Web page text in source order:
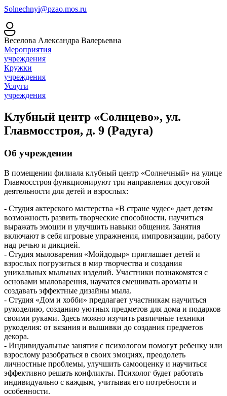
Solnechnyi@pzao.mos.ru
Веселова Александра Валерьевна
Мероприятия
учреждения
Кружки
учреждения
Услуги
учреждения
Клубный центр «Солнцево», ул.
Главмосстроя, д. 9 (Радуга)
Об учреждении
В помещении филиала клубный центр «Солнечный» на улице
Главмосстроя функционируют три направления досуговой
деятельности для детей и взрослых:
- Студия актерского мастерства «В стране чудес» дает детям
возможность развить творческие способности, научиться
выражать эмоции и улучшить навыки общения. Занятия
включают в себя игровые упражнения, импровизации, работу
над речью и дикцией.
- Студия мыловарения «Мойдодыр» приглашает детей и
взрослых погрузиться в мир творчества и создания
уникальных мыльных изделий. Участники познакомятся с
основами мыловарения, научатся смешивать ароматы и
создавать эффектные дизайны мыла.
- Студия «Дом и хобби» предлагает участникам научиться
рукоделию, созданию уютных предметов для дома и подарков
своими руками. Здесь можно изучить различные техники
рукоделия: от вязания и вышивки до создания предметов
декора.
- Индивидуальные занятия с психологом помогут ребенку или
взрослому разобраться в своих эмоциях, преодолеть
личностные проблемы, улучшить самооценку и научиться
эффективно решать конфликты. Психолог будет работать
индивидуально с каждым, учитывая его потребности и
особенности.